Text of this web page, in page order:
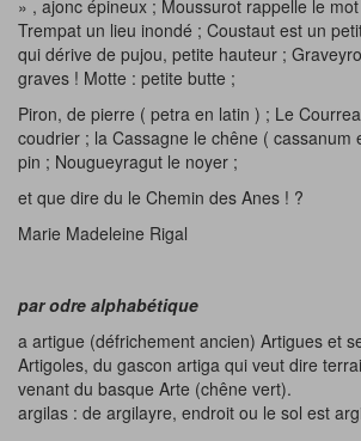
» , ajonc épineux ; Moussurot rappelle le
Trempat un lieu inondé ; Coustaut est un
qui dérive de pujou, petite hauteur ;
graves ! Motte : petite butte ;
Piron, de pierre ( petra en latin ) ; Le
coudrier ; la Cassagne le chêne ( cassanum
pin ; Nougueyragut le noyer ;
et que dire du le Chemin des Anes ! ?
Marie Madeleine Rigal
par odre alphabétique
a artigue (défrichement ancien) Artigues et
Artigoles, du gascon artiga qui veut dire
venant du basque Arte (chêne vert).
argilas : de argilayre, endroit ou le sol est